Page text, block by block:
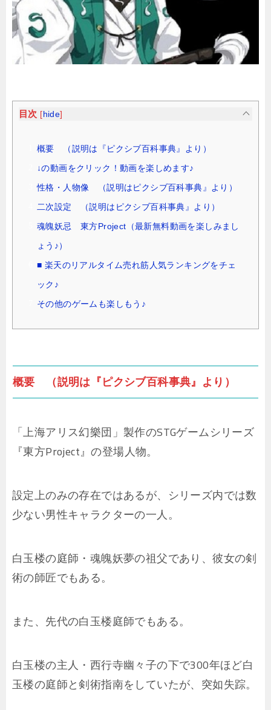
目次 [ hide]
概要 （説明は『ピクシブ百科事典』より）
↓の動画をクリック！動画を楽しめます♪
性格・人物像 （説明はピクシブ百科事典』より）
二次設定 （説明はピクシブ百科事典』より）
魂魄妖忌 東方Project（最新無料動画を楽しみまし
ょう♪）
■ 楽天のリアルタイム売れ筋人気ランキングをチェ
ック♪
その他のゲームも楽しもう♪
概要 （説明は『ピクシブ百科事典』より）
「上海アリス幻樂団」製作のSTGゲームシリーズ
『東方Project』の登場人物。
設定上のみの存在ではあるが、シリーズ内では数
少ない男性キャラクターの一人。
白玉楼の庭師・魂魄妖夢の祖父であり、彼女の剣
術の師匠でもある。
また、先代の白玉楼庭師でもある。
白玉楼の主人・西行寺幽々子の下で300年ほど白
玉楼の庭師と剣術指南をしていたが、突如失踪。